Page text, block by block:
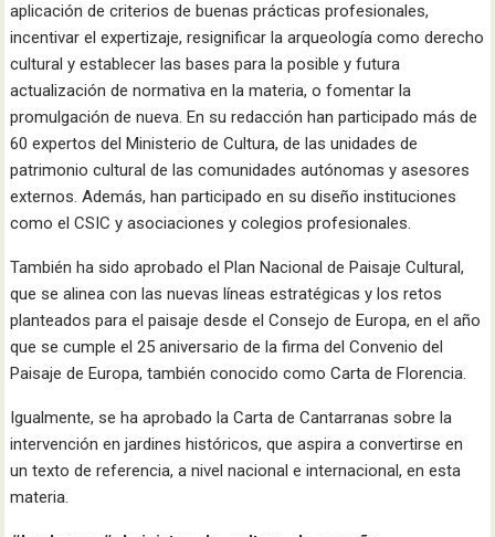
aplicación de criterios de buenas prácticas profesionales,
incentivar el expertizaje, resignificar la arqueología como derecho
cultural y establecer las bases para la posible y futura
actualización de normativa en la materia, o fomentar la
promulgación de nueva. En su redacción han participado más de
60 expertos del Ministerio de Cultura, de las unidades de
patrimonio cultural de las comunidades autónomas y asesores
externos. Además, han participado en su diseño instituciones
como el CSIC y asociaciones y colegios profesionales.
También ha sido aprobado el Plan Nacional de Paisaje Cultural,
que se alinea con las nuevas líneas estratégicas y los retos
planteados para el paisaje desde el Consejo de Europa, en el año
que se cumple el 25 aniversario de la firma del Convenio del
Paisaje de Europa, también conocido como Carta de Florencia.
Igualmente, se ha aprobado la Carta de Cantarranas sobre la
intervención en jardines históricos, que aspira a convertirse en
un texto de referencia, a nivel nacional e internacional, en esta
materia.